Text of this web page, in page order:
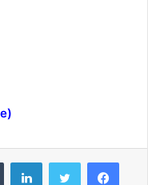
(The man who wasn’t there (Movie*
فيسبوك لينكدإن